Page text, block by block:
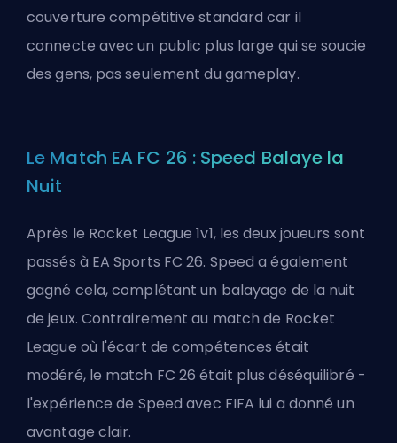
couverture compétitive standard car il
connecte avec un public plus large qui se soucie
des gens, pas seulement du gameplay.
Le Match EA FC 26 : Speed Balaye la
Nuit
Après le Rocket League 1v1, les deux joueurs sont
passés à EA Sports FC 26. Speed a également
gagné cela, complétant un balayage de la nuit
de jeux. Contrairement au match de Rocket
League où l'écart de compétences était
modéré, le match FC 26 était plus déséquilibré -
l'expérience de Speed avec FIFA lui a donné un
avantage clair.